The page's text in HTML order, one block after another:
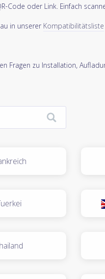
Code oder Link. Einfach
in unserer Kompatibilitätsliste
Fragen zu Installation,